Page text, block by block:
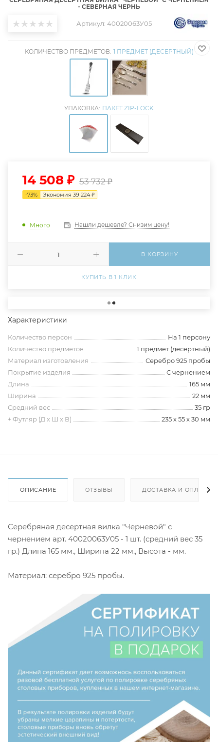
- СЕВЕРНАЯ ЧЕРНЬ
Артикул: 40020063У05
КОЛИЧЕСТВО ПРЕДМЕТОВ: 1 ПРЕДМЕТ (ДЕСЕРТНЫЙ)
УПАКОВКА: ПАКЕТ ZIP-LOCK
14 508 ₽ 53 732₽
-73% Экономия 39 224 ₽
Много Нашли дешевле? Снизим цену!
В КОРЗИНУ
КУПИТЬ В 1 КЛИК
Характеристики
Количество персон
На 1 персону
Количество предметов
1 предмет (десертный)
Материал изготовления
Серебро 925 пробы
Покрытие изделия
С чернением
Длина
165 мм
Ширина
22 мм
Средний вес
35 гр
+ Футляр (Д х Ш х В)
235 х 55 х 30 мм
ОПИСАНИЕ ОТЗЫВЫ ДОСТАВКА И ОПЛАТА
Серебряная десертная вилка "Черневой" с
чернением арт. 40020063У05 - 1 шт. (средний вес 35
гр.) Длина 165 мм., Ширина 22 мм., Высота - мм.
Материал: серебро 925 пробы.